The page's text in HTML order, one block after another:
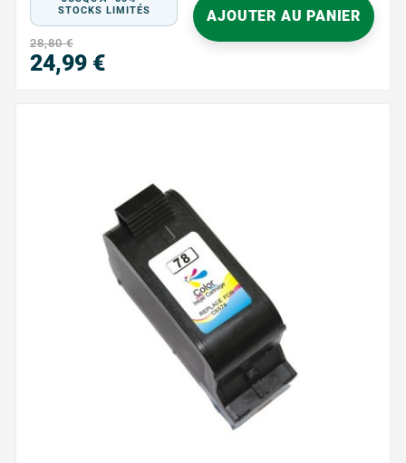
STOCKS LIMITÉS
28,80 €
24,99 €
AJOUTER AU PANIER